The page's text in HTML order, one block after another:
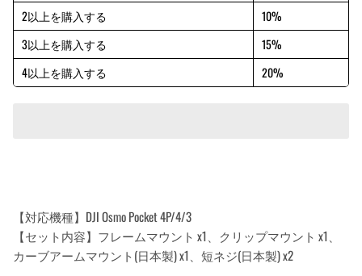
2以上を購入する
10%
3以上を購入する
15%
4以上を購入する
20%
【対応機種】DJI Osmo Pocket 4P/4/3
【セット内容】フレームマウント x1、クリップマウント x1、
カーブアームマウント(日本製) x1、短ネジ(日本製) x2